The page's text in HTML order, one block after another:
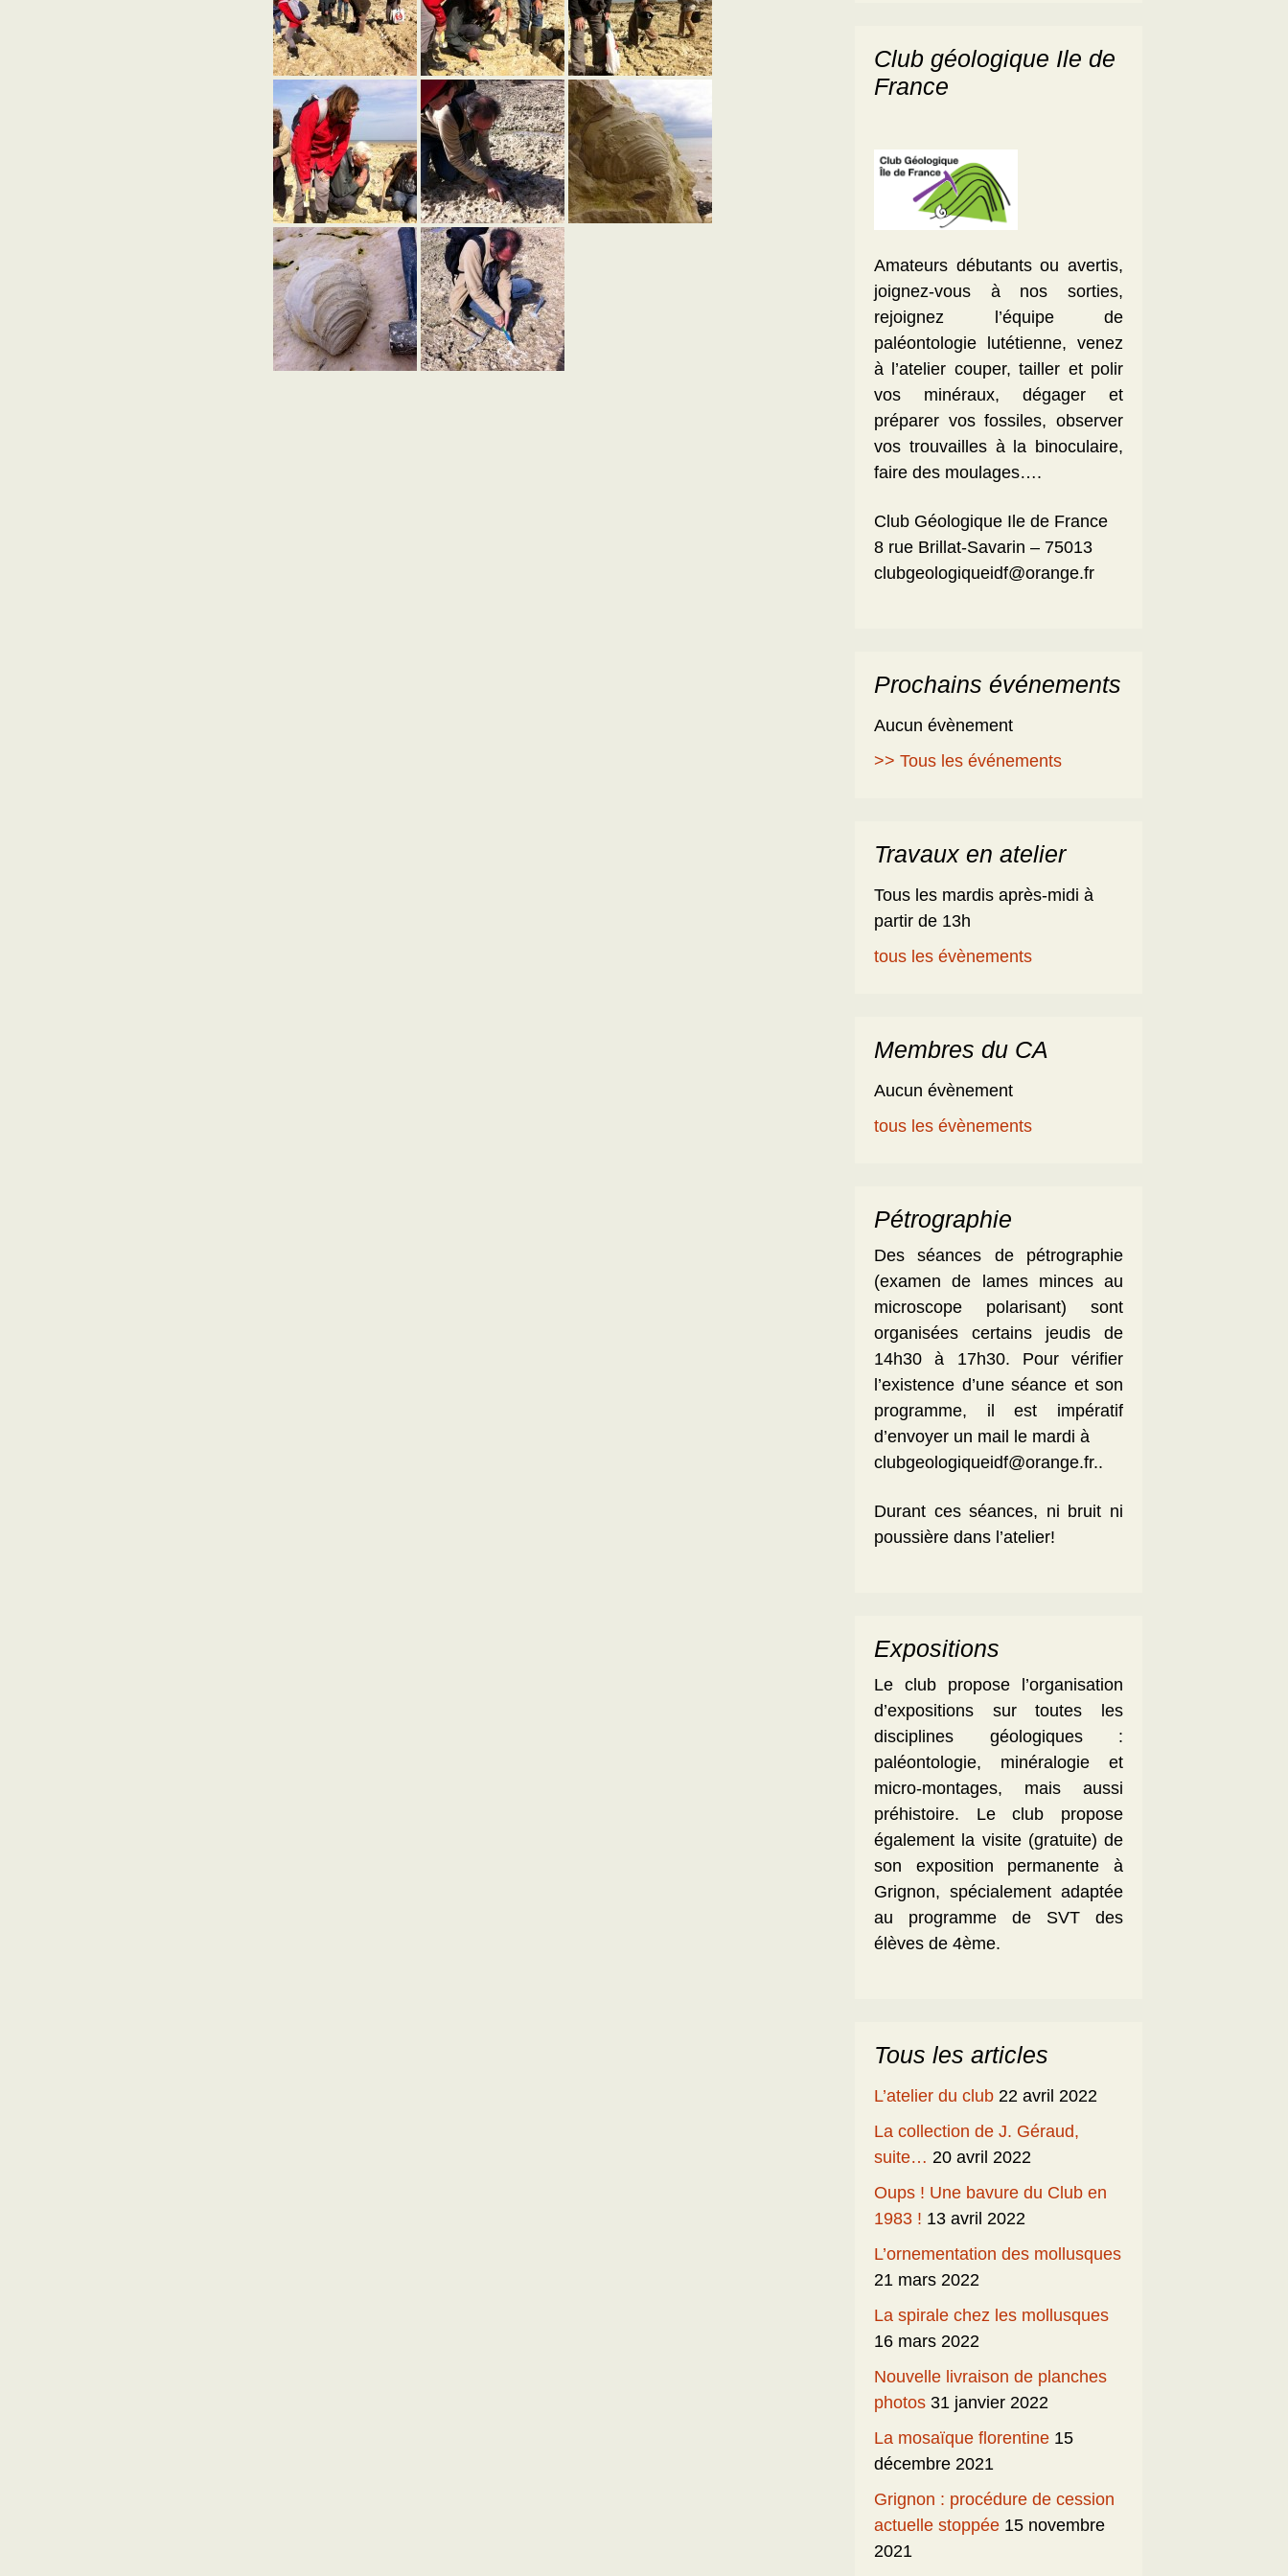
Club géologique Ile de
France
Amateurs débutants ou avertis,
joignez-vous à nos sorties,
rejoignez l’équipe de
paléontologie lutétienne, venez
à l’atelier couper, tailler et polir
vos minéraux, dégager et
préparer vos fossiles, observer
vos trouvailles à la binoculaire,
faire des moulages….
Club Géologique Ile de France
8 rue Brillat-Savarin – 75013
clubgeologiqueidf@orange.fr
Prochains événements
Aucun évènement
>> Tous les événements
Travaux en atelier
Tous les mardis après-midi à
partir de 13h
tous les évènements
Membres du CA
Aucun évènement
tous les évènements
Pétrographie
Des séances de pétrographie
(examen de lames minces au
microscope polarisant) sont
organisées certains jeudis de
14h30 à 17h30. Pour vérifier
l’existence d’une séance et son
programme, il est impératif
d’envoyer un mail le mardi à
clubgeologiqueidf@orange.fr..
Durant ces séances, ni bruit ni
poussière dans l’atelier!
Expositions
Le club propose l’organisation
d’expositions sur toutes les
disciplines géologiques :
paléontologie, minéralogie et
micro-montages, mais aussi
préhistoire. Le club propose
également la visite (gratuite) de
son exposition permanente à
Grignon, spécialement adaptée
au programme de SVT des
élèves de 4ème.
Tous les articles
L’atelier du club 22 avril 2022
La collection de J. Géraud,
suite… 20 avril 2022
Oups ! Une bavure du Club en
1983 ! 13 avril 2022
L’ornementation des mollusques
21 mars 2022
La spirale chez les mollusques
16 mars 2022
Nouvelle livraison de planches
photos 31 janvier 2022
La mosaïque florentine 15
décembre 2021
Grignon : procédure de cession
actuelle stoppée 15 novembre
2021